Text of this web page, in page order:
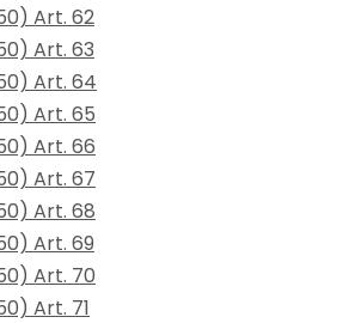
Art. 62
Art. 63
Art. 64
Art. 65
Art. 66
Art. 67
Art. 68
Art. 69
Art. 70
Art. 71